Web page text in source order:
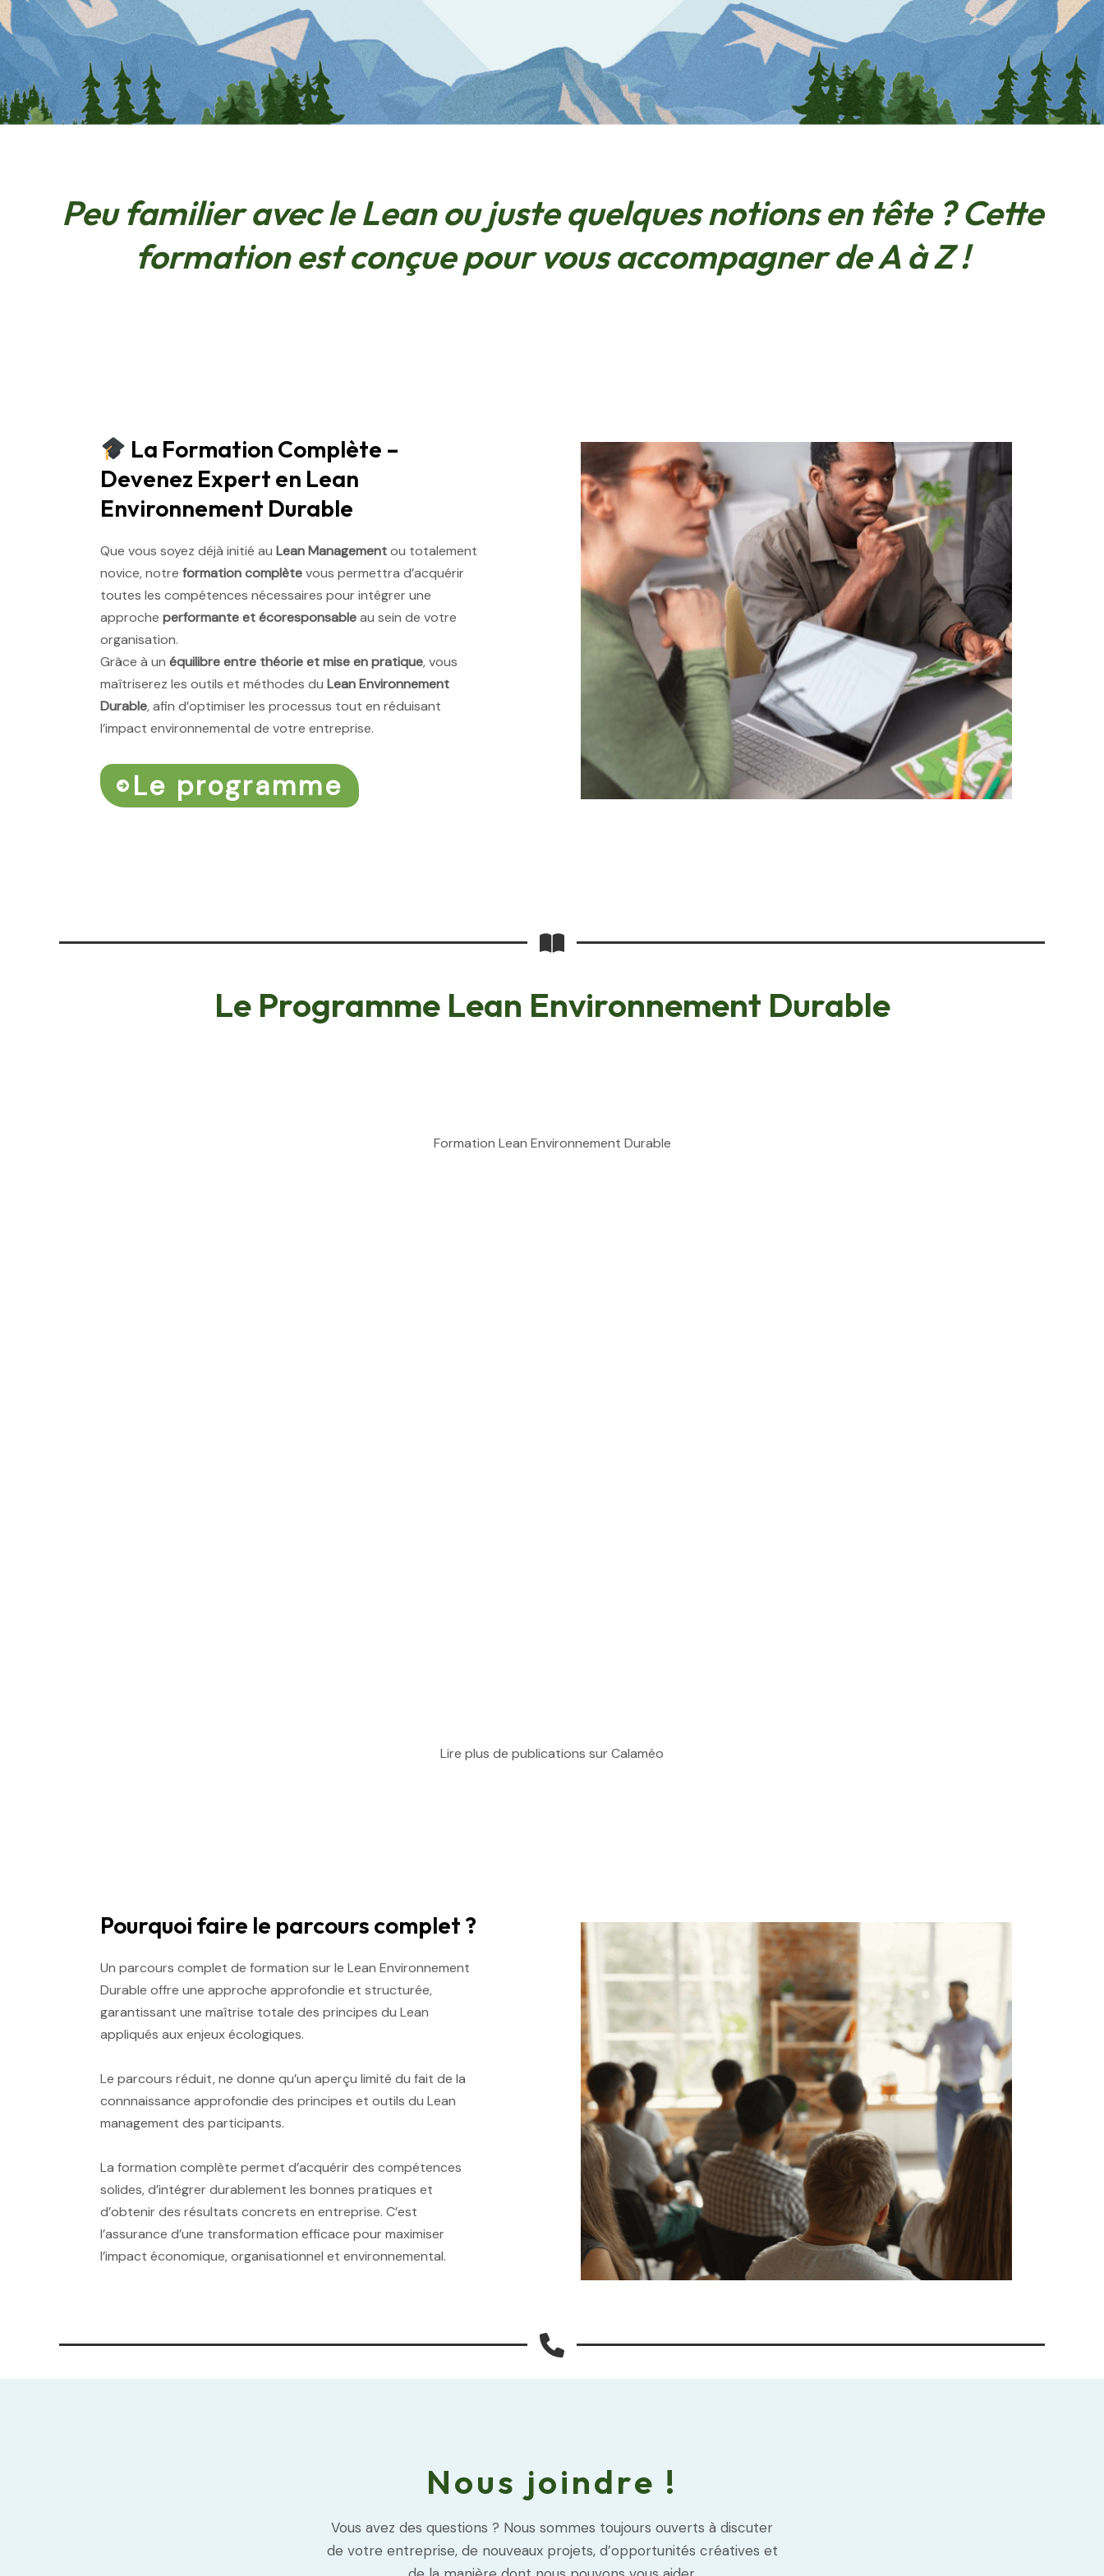
Peu familier avec le Lean ou juste quelques notions en tête ? Cette
formation est conçue pour vous accompagner de A à Z !
La Formation Complète –
Devenez Expert en Lean
Environnement Durable
Que vous soyez déjà initié au Lean Managementou totalement
novice, notre formation complètevous permettra d’acquérir
toutes les compétences nécessaires pour intégrer une
approche performante et écoresponsableau sein de votre
organisation.
Grâce à un équilibre entre théorie et mise en pratique, vous
maîtriserez les outils et méthodes du Lean Environnement
Durable, afin d’optimiser les processus tout en réduisant
l’impact environnemental de votre entreprise.
Le programme
Le Programme Lean Environnement Durable
Formation Lean Environnement Durable
Lire plus de publications sur Calaméo
Pourquoi faire le parcours complet ?
Un parcours complet de formation sur le Lean Environnement
Durable offre une approche approfondie et structurée,
garantissant une maîtrise totale des principes du Lean
appliqués aux enjeux écologiques.
Le parcours réduit, ne donne qu’un aperçu limité du fait de la
connnaissance approfondie des principes et outils du Lean
management des participants.
La formation complète permet d’acquérir des compétences
solides, d’intégrer durablement les bonnes pratiques et
d’obtenir des résultats concrets en entreprise. C’est
l’assurance d’une transformation efficace pour maximiser
l’impact économique, organisationnel et environnemental.
Nous joindre !
Vous avez des questions ? Nous sommes toujours ouverts à discuter
de votre entreprise, de nouveaux projets, d’opportunités créatives et